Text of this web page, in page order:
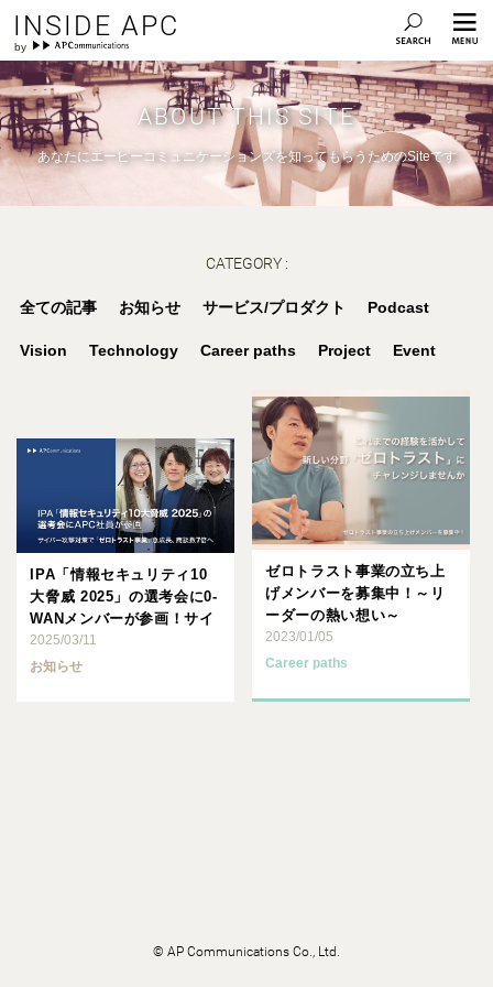
INSIDE APC
ABOUT THIS SITE
あなたにエーピーコミュニケーションズを知ってもらうためのSiteです
CATEGORY :
全ての記事 お知らせ サービス/プロダクト Podcast
Vision Technology Career paths Project Event
IPA「情報セキュリティ10
大脅威 2025」の選考会に0-
WANメンバーが参画！サイ
バー攻撃対策で･･･
2025/03/11
お知らせ
ゼロトラスト事業の立ち上
げメンバーを募集中！～リ
ーダーの熱い想い～
2023/01/05
Career paths
© AP Communications Co., Ltd.